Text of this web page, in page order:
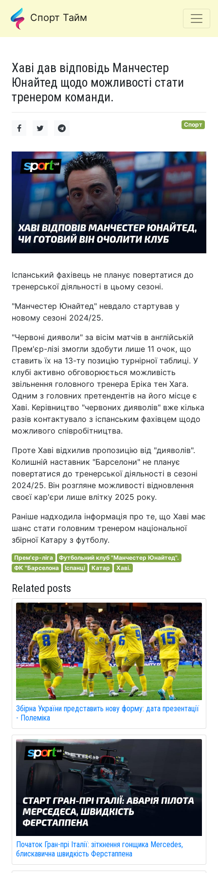
Спорт Тайм
Хаві дав відповідь Манчестер
Юнайтед щодо можливості стати
тренером команди.
Спорт
Іспанський фахівець не планує повертатися до
тренерської діяльності в цьому сезоні.
"Манчестер Юнайтед" невдало стартував у
новому сезоні 2024/25.
"Червоні дияволи" за вісім матчів в англійській
Прем'єр-лізі змогли здобути лише 11 очок, що
ставить їх на 13-ту позицію турнірної таблиці. У
клубі активно обговорюється можливість
звільнення головного тренера Еріка тен Хага.
Одним з головних претендентів на його місце є
Хаві. Керівництво "червоних дияволів" вже кілька
разів контактувало з іспанським фахівцем щодо
можливого співробітництва.
Проте Хаві відхилив пропозицію від "дияволів".
Колишній наставник "Барселони" не планує
повертатися до тренерської діяльності в сезоні
2024/25. Він розгляне можливості відновлення
своєї кар'єри лише влітку 2025 року.
Раніше надходила інформація про те, що Хаві має
шанс стати головним тренером національної
збірної Катару з футболу.
Прем'єр-ліга
Футбольний клуб "Манчестер Юнайтед".
ФК "Барселона
Іспанці Катар Хаві.
Related posts
Збірна України представить нову форму: дата презентації
- Полеміка
Початок Гран-прі Італії: зіткнення гонщика Mercedes,
блискавична швидкість Ферстаппена